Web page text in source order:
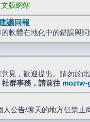
版網站
議回報
軟體在地化中的錯誤與
見，歡迎提出。請勿於
群事務，請前往 moztw-
人公告/聊天的地方但禁止